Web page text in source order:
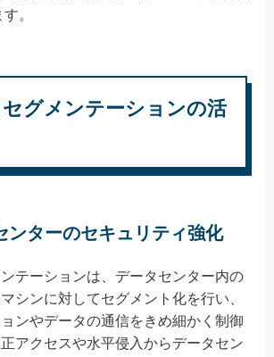
。
グメンテーションの活
ンターのセキュリティ強化
テーションは、データセンター内の
シンに対してセグメント化を行い、
ンやデータの通信をきめ細かく制御
アクセスや水平侵入からデータセン